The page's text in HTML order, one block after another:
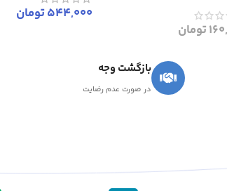
تومان
544,000تومان
بازگشت وجه
در صورت عدم رضایت